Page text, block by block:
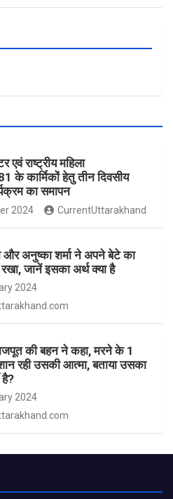
एवं राष्ट्रीय महिला
के कार्मिकों हेतु तीन दिवसीय
का समापन
2024 CurrentUttarakhand
और अनुष्का शर्मा ने अपने बेटे का
जानें इसका अर्थ क्‍या है
2024
की बहन ने कहा, मरने के 1
रही उसकी आत्मा, बताया उसका
2024